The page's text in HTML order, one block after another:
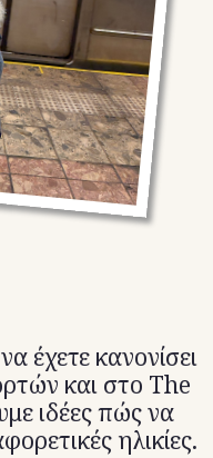
έχετε κανονίσει
και στο The
ιδέες πώς να
ηλικίες.